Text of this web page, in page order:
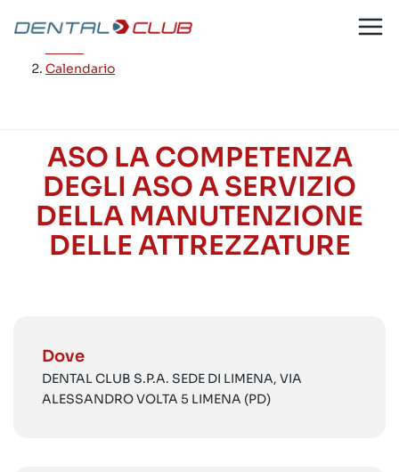
contenuto
Calendario
ASO LA COMPETENZA
DEGLI ASO A SERVIZIO
DELLA MANUTENZIONE
DELLE ATTREZZATURE
Dove
DENTAL CLUB S.P.A. SEDE DI LIMENA, VIA
ALESSANDRO VOLTA 5 LIMENA (PD)